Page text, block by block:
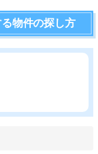
物件の探し方